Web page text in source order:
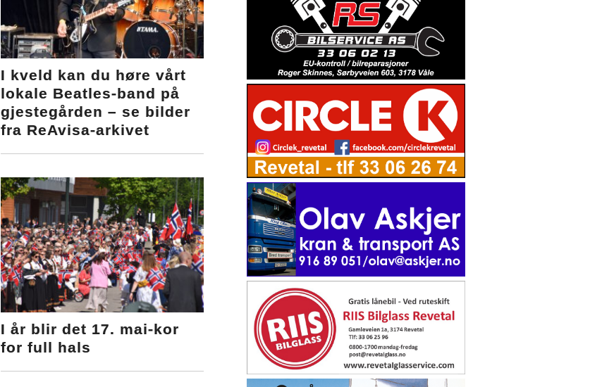
I kveld kan du høre vårt
lokale Beatles-band på
gjestegården – se bilder
fra ReAvisa-arkivet
I år blir det 17. mai-kor
for full hals